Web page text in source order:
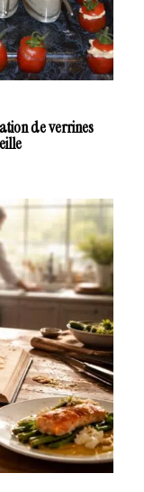
de verrines